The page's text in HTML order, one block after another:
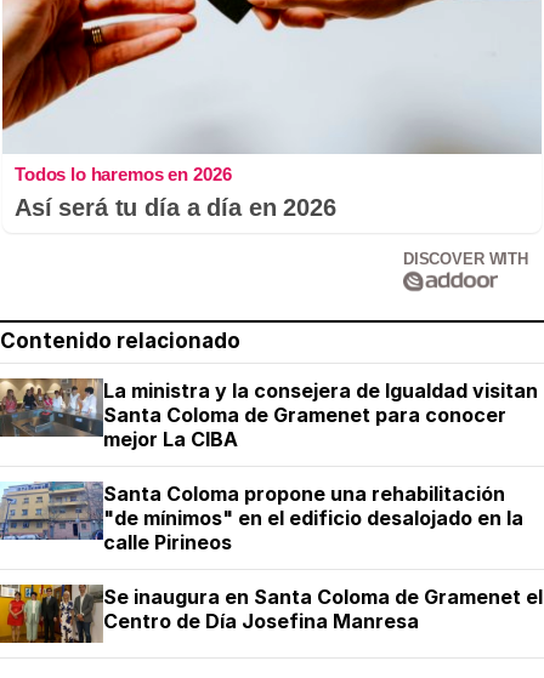
Todos lo haremos en 2026
Así será tu día a día en 2026
DISCOVER WITH
Contenido relacionado
La ministra y la consejera de Igualdad visitan
Santa Coloma de Gramenet para conocer
mejor La CIBA
Santa Coloma propone una rehabilitación
"de mínimos" en el edificio desalojado en la
calle Pirineos
Se inaugura en Santa Coloma de Gramenet el
Centro de Día Josefina Manresa